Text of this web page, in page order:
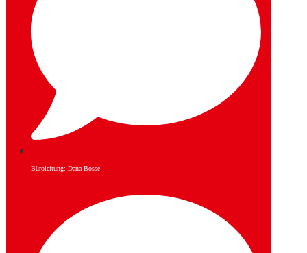
Büroleitung: Dana Bosse